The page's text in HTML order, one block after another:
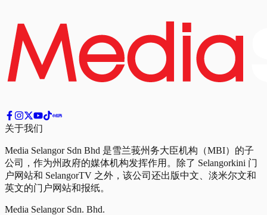
关于我们
Media Selangor Sdn Bhd 是雪兰莪州务大臣机构（MBI）的子
公司，作为州政府的媒体机构发挥作用。除了 Selangorkini 门
户网站和 SelangorTV 之外，该公司还出版中文、淡米尔文和
英文的门户网站和报纸。
Media Selangor Sdn. Bhd.